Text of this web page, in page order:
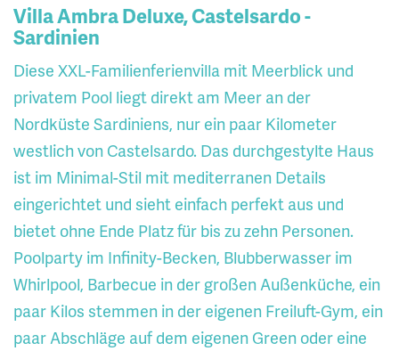
Villa Ambra Deluxe, Castelsardo -
Sardinien
Diese XXL-Familienferienvilla mit Meerblick und
privatem Pool liegt direkt am Meer an der
Nordküste Sardiniens, nur ein paar Kilometer
westlich von Castelsardo. Das durchgestylte Haus
ist im Minimal-Stil mit mediterranen Details
eingerichtet und sieht einfach perfekt aus und
bietet ohne Ende Platz für bis zu zehn Personen.
Poolparty im Infinity-Becken, Blubberwasser im
Whirlpool, Barbecue in der großen Außenküche, ein
paar Kilos stemmen in der eigenen Freiluft-Gym, ein
paar Abschläge auf dem eigenen Green oder eine